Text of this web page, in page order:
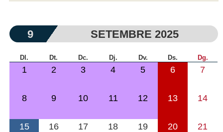
9 SETEMBRE 2025
Dl. Dt. Dc. Dj. Dv. Ds. Dg.
1 2 3 4 5 6 7
8 9 10 11 12 13 14
15 16 17 18 19 20 21